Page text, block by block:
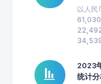
以人民
2023
统计分